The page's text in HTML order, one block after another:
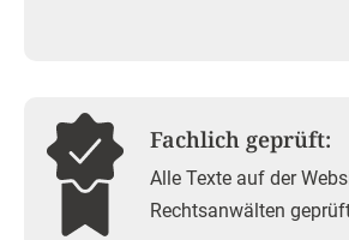
Fachlich geprüft:
Alle Texte auf der
Rechtsanwälten